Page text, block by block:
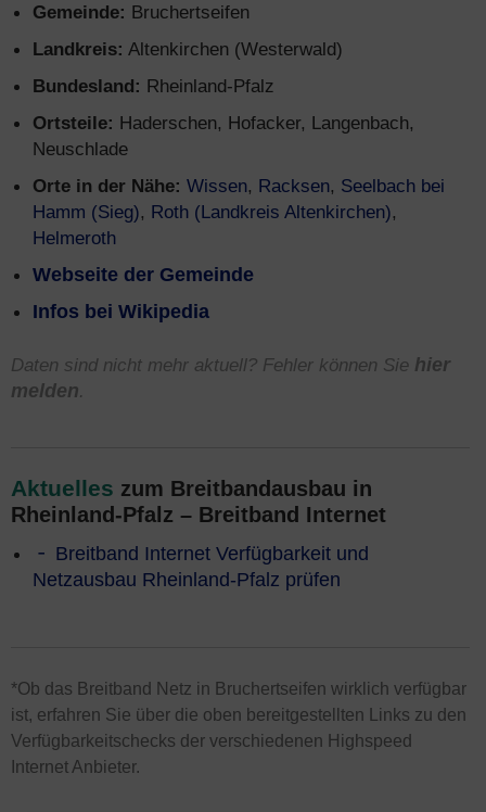
Gemeinde: Bruchertseifen
Landkreis: Altenkirchen (Westerwald)
Bundesland: Rheinland-Pfalz
Ortsteile: Haderschen, Hofacker, Langenbach,
Neuschlade
Orte in der Nähe: Wissen, Racksen, Seelbach bei
Hamm (Sieg), Roth (Landkreis Altenkirchen),
Helmeroth
Webseite der Gemeinde
Infos bei Wikipedia
Daten sind nicht mehr aktuell? Fehler können Sie hier
melden.
Aktuelles zum Breitbandausbau in
Rheinland-Pfalz – Breitband Internet
Breitband Internet Verfügbarkeit und
Netzausbau Rheinland-Pfalz prüfen
*Ob das Breitband Netz in Bruchertseifen wirklich verfügbar
ist, erfahren Sie über die oben bereitgestellten Links zu den
Verfügbarkeitschecks der verschiedenen Highspeed
Internet Anbieter.